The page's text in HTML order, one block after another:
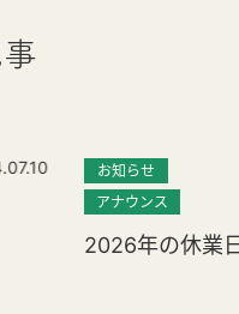
お知らせ
アナウンス
2026年の休業